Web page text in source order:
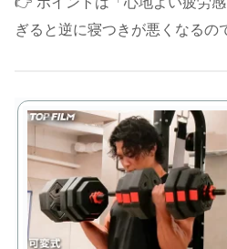
ぎると逆に寝つきが悪くなるの